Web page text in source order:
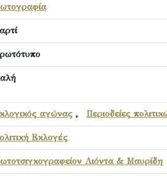
αγώνας , Περιοδείες
Εκλογές
Λιόντα & Μαυρίδη